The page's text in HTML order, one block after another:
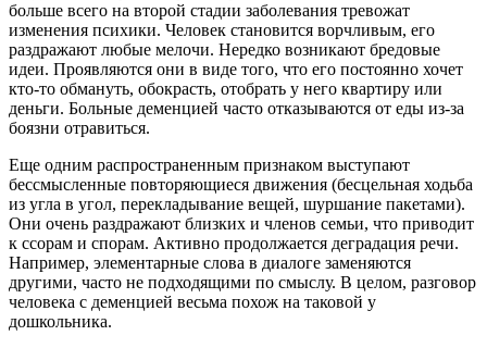
больше всего на второй стадии заболевания тревожат
изменения психики. Человек становится ворчливым, его
раздражают любые мелочи. Нередко возникают бредовые
идеи. Проявляются они в виде того, что его постоянно хочет
кто-то обмануть, обокрасть, отобрать у него квартиру или
деньги. Больные деменцией часто отказываются от еды из-за
боязни отравиться.
Еще одним распространенным признаком выступают
бессмысленные повторяющиеся движения (бесцельная ходьба
из угла в угол, перекладывание вещей, шуршание пакетами).
Они очень раздражают близких и членов семьи, что приводит
к ссорам и спорам. Активно продолжается деградация речи.
Например, элементарные слова в диалоге заменяются
другими, часто не подходящими по смыслу. В целом, разговор
человека с деменцией весьма похож на таковой у
дошкольника.